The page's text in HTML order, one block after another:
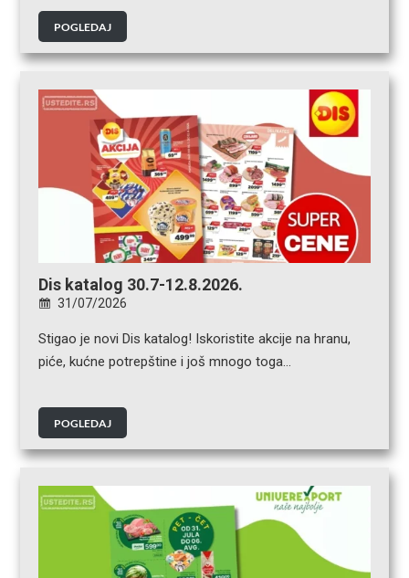
POGLEDAJ
Dis katalog 30.7-12.8.2026.
31/07/2026
Stigao je novi Dis katalog! Iskoristite akcije na hranu,
piće, kućne potrepštine i još mnogo toga…
POGLEDAJ